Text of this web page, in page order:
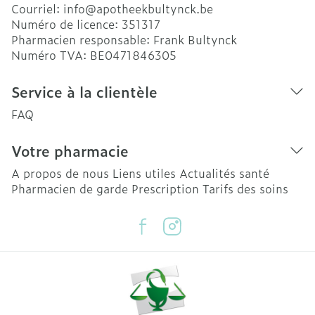
Courriel: info@apotheekbultynck.be
Numéro de licence: 351317
Pharmacien responsable: Frank Bultynck
Numéro TVA: BE0471846305
Service à la clientèle
FAQ
Votre pharmacie
A propos de nous Liens utiles Actualités santé
Pharmacien de garde Prescription Tarifs des soins